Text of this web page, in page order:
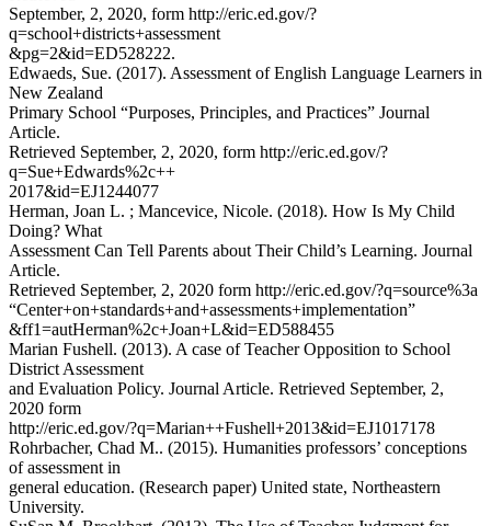
September, 2, 2020, form http://eric.ed.gov/?
q=school+districts+assessment
&pg=2&id=ED528222.
Edwaeds, Sue. (2017). Assessment of English Language Learners in
New Zealand
Primary School “Purposes, Principles, and Practices” Journal
Article.
Retrieved September, 2, 2020, form http://eric.ed.gov/?
q=Sue+Edwards%2c++
2017&id=EJ1244077
Herman, Joan L. ; Mancevice, Nicole. (2018). How Is My Child
Doing? What
Assessment Can Tell Parents about Their Child’s Learning. Journal
Article.
Retrieved September, 2, 2020 form http://eric.ed.gov/?q=source%3a
“Center+on+standards+and+assessments+implementation”
&ff1=autHerman%2c+Joan+L&id=ED588455
Marian Fushell. (2013). A case of Teacher Opposition to School
District Assessment
and Evaluation Policy. Journal Article. Retrieved September, 2,
2020 form
http://eric.ed.gov/?q=Marian++Fushell+2013&id=EJ1017178
Rohrbacher, Chad M.. (2015). Humanities professors’ conceptions
of assessment in
general education. (Research paper) United state, Northeastern
University.